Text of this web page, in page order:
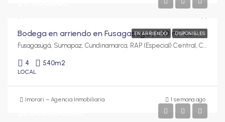
EN ARRIENDO DISPONIBLES
Bodega en arriendo en Fusagasugá | 540 m² con uso de suelo C3
Fusagasugá, Sumapaz, Cundinamarca, RAP (Especial) Central, Colombia
4 540m2
LOCAL
Imorari – Agencia Inmobiliaria 1 semana ago